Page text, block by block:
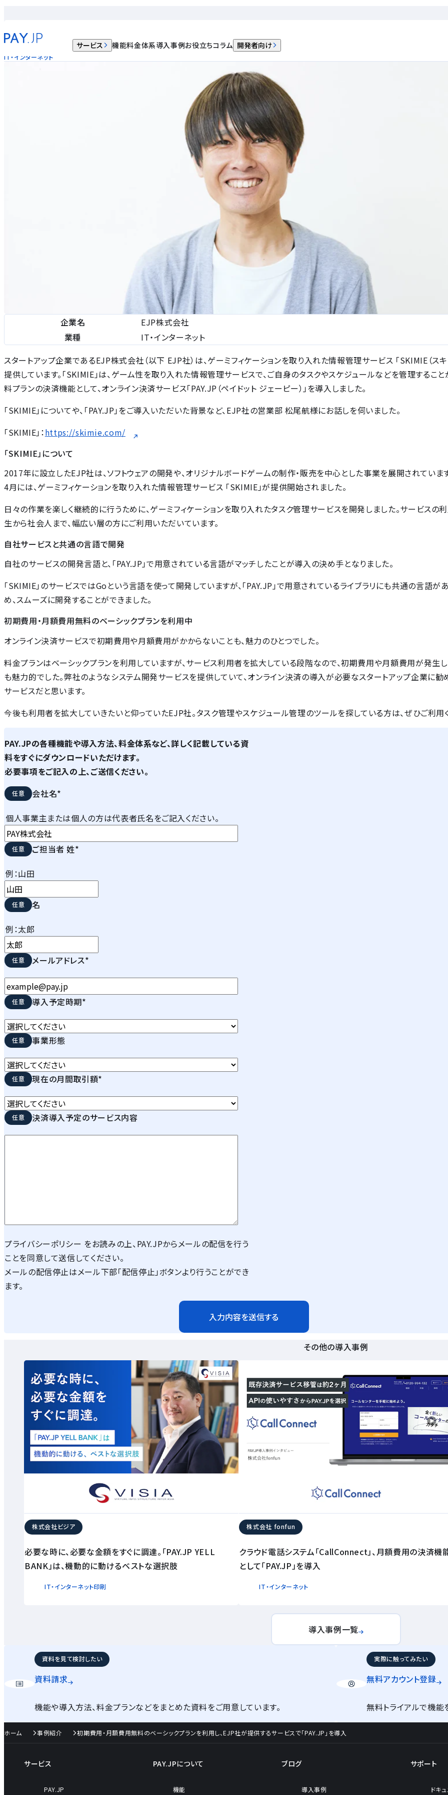
サービス 機能料金体系導入事例お役立ちコラム 開発者向け
初期費用・月額費用無料のベーシックプランを利用し、EJP社が提供するサービスで「PAY.JP」を導入
IT・インターネット
企業名
EJP株式会社
業種
IT・インターネット
スタートアップ企業であるEJP株式会社（以下 EJP社）は、ゲーミフィケーションを取り入れた情報管理サービス 「SKIMIE（スキ
提供しています。「SKIMIE」は、ゲーム性を取り入れた情報管理サービスで、ご自身のタスクやスケジュールなどを管理すること
料プランの決済機能として、オンライン決済サービス「PAY.JP（ペイドット ジェーピー）」を導入しました。
「SKIMIE」についてや、「PAY.JP」をご導入いただいた背景など、EJP社の営業部 松尾航様にお話しを伺いました。
「SKIMIE」：https://skimie.com/
「SKIMIE」について
2017年に設立したEJP社は、ソフトウェアの開発や、オリジナルボードゲームの制作・販売を中心とした事業を展開されていま
4月には、ゲーミフィケーションを取り入れた情報管理サービス 「SKIMIE」が提供開始されました。
日々の作業を楽しく継続的に行うために、ゲーミフィケーションを取り入れたタスク管理サービスを開発しました。サービスの
生から社会人まで、幅広い層の方にご利用いただいています。
自社サービスと共通の言語で開発
自社のサービスの開発言語と、「PAY.JP」で用意されている言語がマッチしたことが導入の決め手となりました。
「SKIMIE」のサービスではGoという言語を使って開発していますが、「PAY.JP」で用意されているライブラリにも共通の言語が
め、スムーズに開発することができました。
初期費用・月額費用無料のベーシックプランを利用中
オンライン決済サービスで初期費用や月額費用がかからないことも、魅力のひとつでした。
料金プランはベーシックプランを利用していますが、サービス利用者を拡大している段階なので、初期費用や月額費用が発生
も魅力的でした。弊社のようなシステム開発サービスを提供していて、オンライン決済の導入が必要なスタートアップ企業に勧
サービスだと思います。
今後も利用者を拡大していきたいと仰っていたEJP社。タスク管理やスケジュール管理のツールを探している方は、ぜひご利用
PAY.JPの各種機能や導入方法、料金体系など、詳しく記載している資
料をすぐにダウンロードいただけます。
必要事項をご記入の上、ご送信ください。
会社名*
個人事業主または個人の方は代表者氏名をご記入ください。
ご担当者 姓*
例：山田
名
例：太郎
メールアドレス*
導入予定時期*
事業形態
現在の月間取引額*
決済導入予定のサービス内容
プライバシーポリシー をお読みの上、PAY.JPからメールの配信を行う
ことを同意して送信してください。
メールの配信停止はメール下部「配信停止」ボタンより行うことができ
ます。
その他の導入事例
株式会社ビジア
必要な時に、必要な金額をすぐに調達。「PAY.JP YELL
BANK」は、機動的に動けるベストな選択肢
IT・インターネット印刷
株式会社 fonfun
クラウド電話システム「CallConnect」、月額費用の決済機
として「PAY.JP」を導入
IT・インターネット
導入事例一覧
資料を見て検討したい
資料請求
機能や導入方法、料金プランなどをまとめた資料をご用意しています。
実際に触ってみたい
無料アカウント登録
無料トライアルで機能
ホーム 事例紹介 初期費用・月額費用無料のベーシックプランを利用し、EJP社が提供するサービスで「PAY.JP」を導入
サービス
PAY.JP
PAY.JPについて
機能
ブログ
導入事例
サポート
ドキ